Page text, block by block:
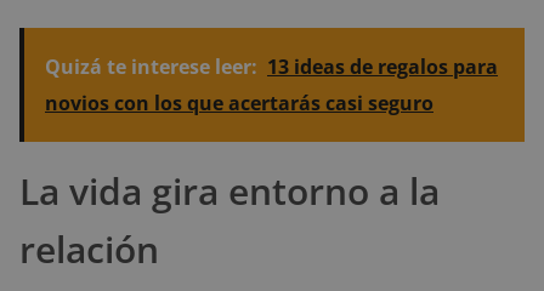
Quizá te interese leer: 13 ideas de regalos para
novios con los que acertarás casi seguro
La vida gira entorno a la
relación